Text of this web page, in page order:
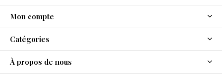
Mon compte
Catégories
À propos de nous